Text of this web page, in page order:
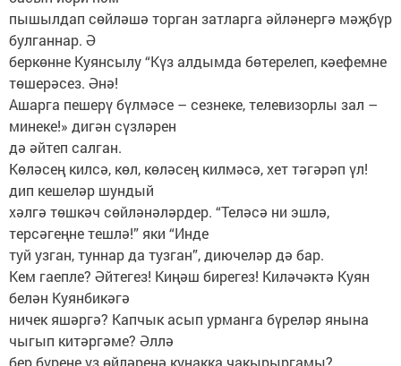
пышылдап сөйләшә торган затларга әйләнергә мәҗбүр
булганнар. Ә
беркөнне Куянсылу “Күз алдымда бөтерелеп, кәефемне
төшерәсез. Әнә!
Ашарга пешерү бүлмәсе – сезнеке, телевизорлы зал –
минеке!» дигән сүзләрен
дә әйтеп салган.
Көләсең килсә, көл, көләсең килмәсә, хет тәгәрәп үл!
дип кешеләр шундый
хәлгә төшкәч сөйләнәләрдер. “Теләсә ни эшлә,
терсәгеңне тешлә!” яки “Инде
туй узган, туннар да тузган”, диючеләр дә бар.
Кем гаепле? Әйтегез! Киңәш бирегез! Киләчәктә Куян
белән Куянбикәгә
ничек яшәргә? Капчык асып урманга бүреләр янына
чыгып китәргәме? Әллә